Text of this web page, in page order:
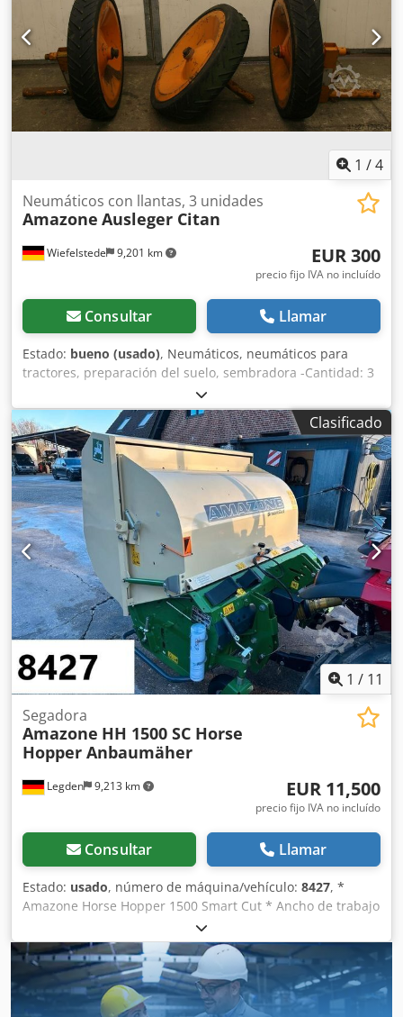
1 /4
Wiefelstede 9,201 km
Neumáticos con llantas, 3 unidades
Amazone Ausleger Citan
EUR 300
precio fijo IVA no incluído
Consultar Llamar
Estado: bueno (usado), Neumáticos, neumáticos para
tractores, preparación del suelo, sembradora -Cantidad: 3
neumáticos de una sembradora Amazone -Tamaño del
neumático Codpfxeb A E Ufo Al Rerf -Buje: Ø 40 mm -
Dimensión: Ø 750 -Precio total: por los 3 neumáticos -Peso:
51 kg/unidad
Clasificado
1 / 11
Legden 9,213 km
Segadora
Amazone HH 1500 SC Horse
Hopper Anbaumäher
EUR 11,500
precio fijo IVA no incluído
Consultar Llamar
Estado: usado, número de máquina/vehículo: 8427, *
Amazone Horse Hopper 1500 Smart Cut * Ancho de trabajo
1,50 m * Capacidad de tolva de recogida 1.500 l *
Enganche de 3 puntos para tractor * Cuchillas de ala H60 *
Rodillos de apoyo * Dispositivo de triturado (mulching) *
Toma de fuerza con rueda libre * Tolva de recogida con
vaciado hidráulico del suelo * Velocidad de rotación 2.650